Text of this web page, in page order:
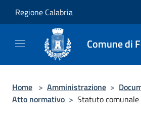
Regione Calabria
Comune di
Home > Amministrazione >
Atto normativo > Statuto comunale